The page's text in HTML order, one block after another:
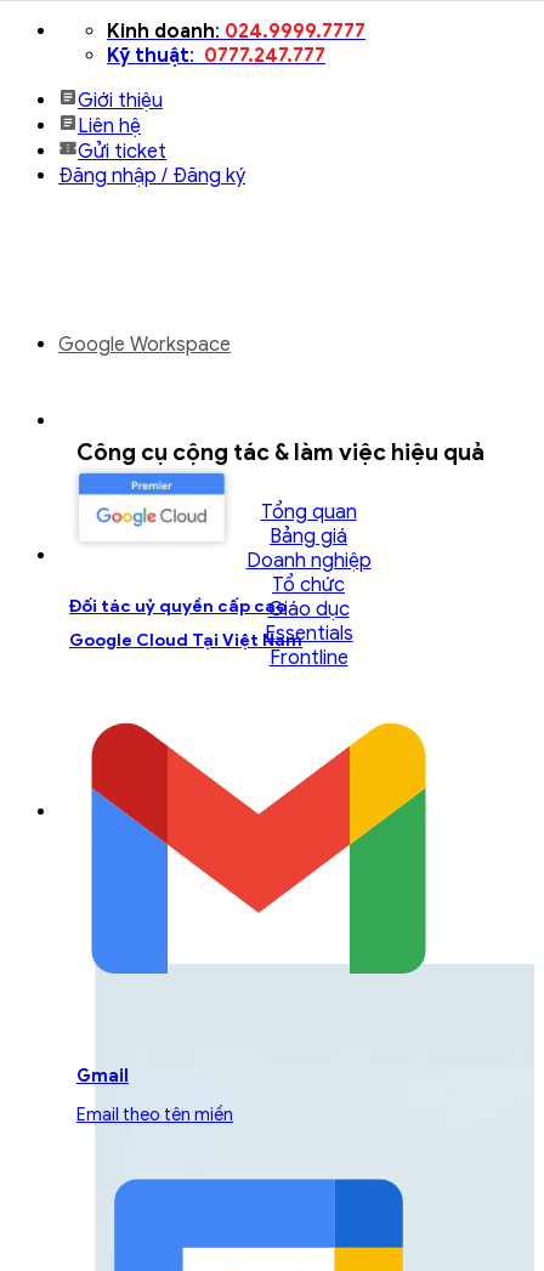
dung
Kinh doanh: 024.9999.7777
Kỹ thuật: 0777.247.777
Giới thiệu
Liên hệ
Gửi ticket
Đăng nhập / Đăng ký
Đối tác uỷ quyền cấp cao
Google Cloud Tại Việt Nam
LIÊN HỆ ĐỘI NGŨ TƯ
VẤN
Liên hệ với đội ngũ chuyên gia GCS để được
Google Workspace
Công cụ cộng tác & làm việc hiệu quả
Tổng quan
Bảng giá
Doanh nghiệp
Tổ chức
Giáo dục
Essentials
Frontline
Gmail
Email theo tên miền